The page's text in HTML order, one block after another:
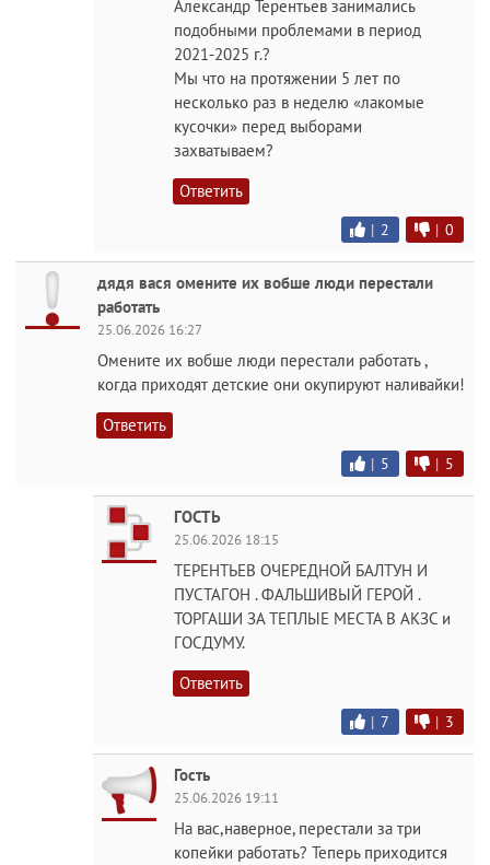
Александр Терентьев занимались
подобными проблемами в период
2021-2025 г.?
Мы что на протяжении 5 лет по
несколько раз в неделю «лакомые
кусочки» перед выборами
захватываем?
Ответить
| 2 | 0
дядя вася омените их вобше люди перестали
работать
25.06.2026 16:27
Омените их вобше люди перестали работать ,
когда приходят детские они окупируют наливайки!
Ответить
| 5 | 5
ГОСТЬ
25.06.2026 18:15
ТЕРЕНТЬЕВ ОЧЕРЕДНОЙ БАЛТУН И
ПУСТАГОН . ФАЛЬШИВЫЙ ГЕРОЙ .
ТОРГАШИ ЗА ТЕПЛЫЕ МЕСТА В АКЗС и
ГОСДУМУ.
Ответить
| 7 | 3
Гость
25.06.2026 19:11
На вас,наверное, перестали за три
копейки работать? Теперь приходится